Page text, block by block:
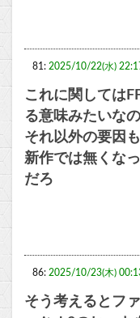
81: 2025/10/22(水)
これに関しては
る意味みたいな
それ以外の要因
新作では無くな
だろ
86: 2025/10/23(木)
そう考えるとフ